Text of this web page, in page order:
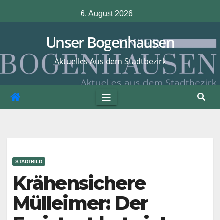
Inhalt
6. August 2026
Unser Bogenhausen
Aktuelles Aus dem Stadtbezirk
STADTBILD
Krähensichere
Mülleimer: Der